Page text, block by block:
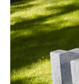
Harri,
1966-
1968